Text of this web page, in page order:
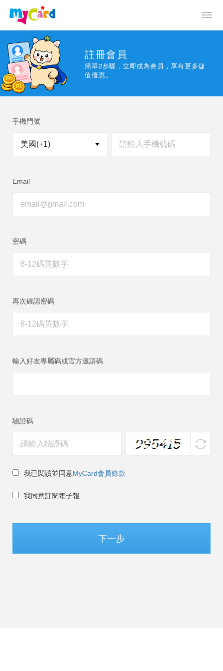
註冊會員
簡單2步驟，立即成為會員，享有更多儲
值優惠。
手機門號
Email
密碼
再次確認密碼
輸入好友專屬碼或官方邀請碼
驗證碼
我已閱讀並同意MyCard會員條款
我同意訂閱電子報
下一步